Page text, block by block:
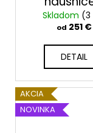
bieleho
23177 |
Skladom (3
od 251 €
DETAIL
AKCIA
NOVINKA